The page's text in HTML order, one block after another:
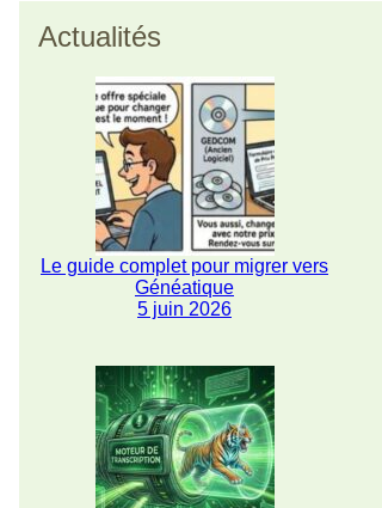
Actualités
Le guide complet pour migrer vers
Généatique
5 juin 2026